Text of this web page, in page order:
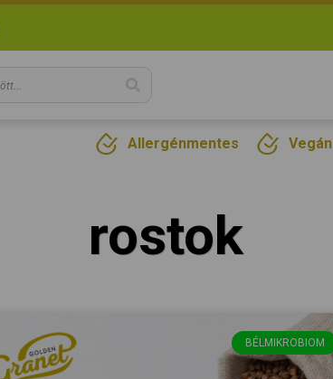
Allergénmentes Vegán
rostok
BÉLMIKROBIOM